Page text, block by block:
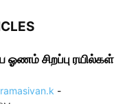
ஓணம் சிறப்பு ரயில்கள்
-